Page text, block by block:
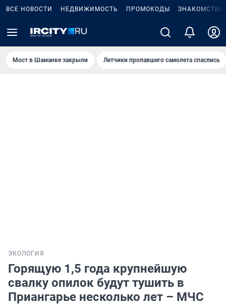
ВСЕ НОВОСТИ НЕДВИЖИМОСТЬ ПРОМОКОДЫ ЗНАКОМСТВА
Мост в Шаманке закрыли Летчики пропавшего самолета спаслись
ЭКОЛОГИЯ
Горящую 1,5 года крупнейшую
свалку опилок будут тушить в
Приангарье несколько лет – МЧС